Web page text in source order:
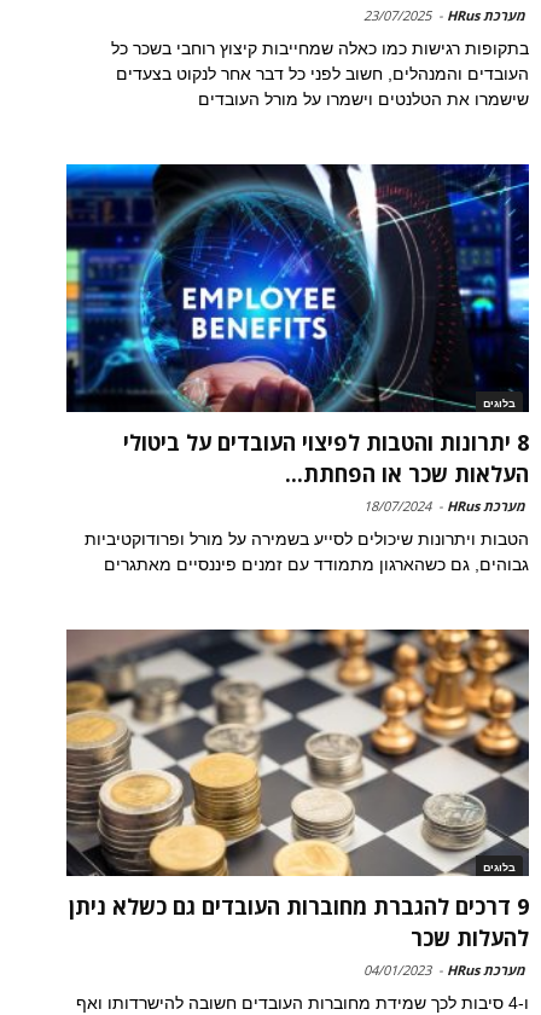
מערכת HRus -
23/07/2025
בתקופות רגישות כמו כאלה שמחייבות קיצוץ רוחבי בשכר כל
העובדים והמנהלים, חשוב לפני כל דבר אחר לנקוט בצעדים
שישמרו את הטלנטים וישמרו על מורל העובדים
בלוגים
8 יתרונות והטבות לפיצוי העובדים על ביטולי
העלאות שכר או הפחתת...
מערכת HRus -
18/07/2024
הטבות ויתרונות שיכולים לסייע בשמירה על מורל ופרודוקטיביות
גבוהים, גם כשהארגון מתמודד עם זמנים פיננסיים מאתגרים
בלוגים
9 דרכים להגברת מחוברות העובדים גם כשלא ניתן
להעלות שכר
מערכת HRus -
04/01/2023
ו-4 סיבות לכך שמידת מחוברות העובדים חשובה להישרדותו ואף